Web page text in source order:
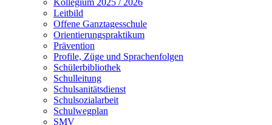
Kollegium 2025 / 2026
Leitbild
Offene Ganztagesschule
Orientierungspraktikum
Prävention
Profile, Züge und Sprachenfolgen
Schülerbibliothek
Schulleitung
Schulsanitätsdienst
Schulsozialarbeit
Schulwegplan
SMV